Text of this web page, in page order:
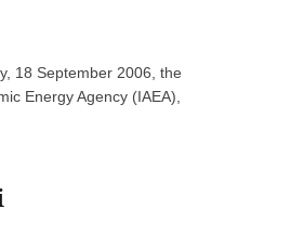
18 September 2006, the
Energy Agency (IAEA),